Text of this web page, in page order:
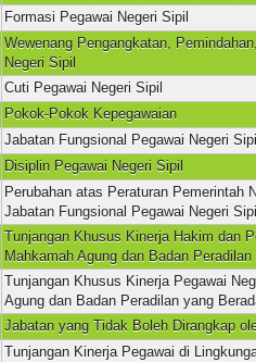
Formasi Pegawai Negeri Sipil
Wewenang Pengangkatan,
Negeri Sipil
Cuti Pegawai Negeri Sipil
Pokok-Pokok Kepegawaian
Jabatan Fungsional Pegawai Negeri
Disiplin Pegawai Negeri Sipil
Perubahan atas Peraturan Pemerintah
Jabatan Fungsional Pegawai Negeri
Tunjangan Khusus Kinerja Hakim dan
Mahkamah Agung dan Badan
Tunjangan Khusus Kinerja Pegawai
Agung dan Badan Peradilan yang
Jabatan yang Tidak Boleh Dirangkap
Tunjangan Kinerja Pegawai di